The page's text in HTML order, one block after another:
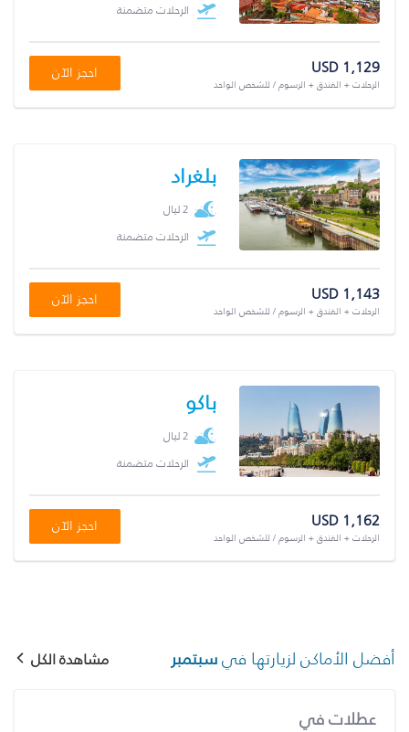
الرحلات متضمنة
USD 1,129
الرحلات + الفندق + الرسوم / للشخص الواحد
احجز الآن
بلغراد
2 ليال
الرحلات متضمنة
USD 1,143
الرحلات + الفندق + الرسوم / للشخص الواحد
احجز الآن
باكو
2 ليال
الرحلات متضمنة
USD 1,162
الرحلات + الفندق + الرسوم / للشخص الواحد
احجز الآن
أفضل الأماكن لزيارتها فيسبتمبر مشاهدة الكل
عطلات في